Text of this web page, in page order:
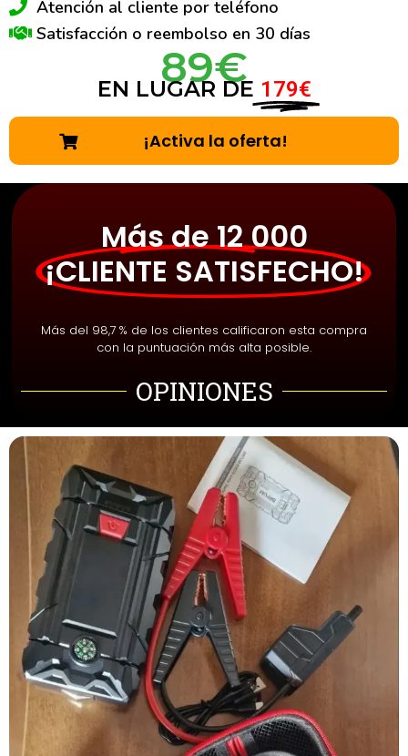
Atención al cliente por teléfono
Satisfacción o reembolso en 30 días
89€
EN LUGAR DE 179€
¡Activa la oferta!
Más de 12 000
¡CLIENTE SATISFECHO!
Más del 98,7 % de los clientes calificaron esta compra
con la puntuación más alta posible.
OPINIONES